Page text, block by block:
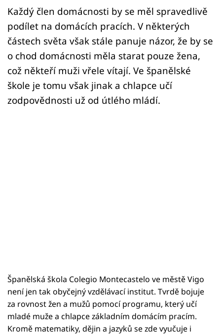
Každý člen domácnosti by se měl spravedlivě
podílet na domácích pracích. V některých
částech světa však stále panuje názor, že by se
o chod domácnosti měla starat pouze žena,
což někteří muži vřele vítají. Ve španělské
škole je tomu však jinak a chlapce učí
zodpovědnosti už od útlého mládí.
Španělská škola Colegio Montecastelo ve městě Vigo
není jen tak obyčejný vzdělávací institut. Tvrdě bojuje
za rovnost žen a mužů pomocí programu, který učí
mladé muže a chlapce základním domácím pracím.
Kromě matematiky, dějin a jazyků se zde vyučuje i